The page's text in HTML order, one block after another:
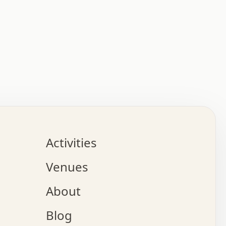
.   .   .   .   .   .   .   .   x   .   .   .   .
o   .   .   .   .   .   .   .   .   x   .   .   .
.   .   .   :   .   .   .   x   .   .   .   :   .
.   .   .   +   .   .   .   .   .   .   .   .   x
.   .   x   .   .   .   .   .   .   :   .   .   .
.   .   .   .   .   +   .   .   .   .   x   .   .
.   .   .   .   x   .   .   o   .   .   .   .   .
.   .   .   .   .   .   .   .   .   .   .   .   .
Activities
Venues
About
Blog